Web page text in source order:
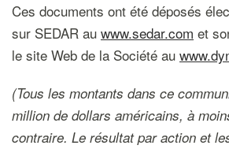
Ces documents ont été déposés
sur SEDAR au www.sedar.com et
le site Web de la Société au
(Tous les montants dans ce
million de dollars américains, à
contraire. Le résultat par action et